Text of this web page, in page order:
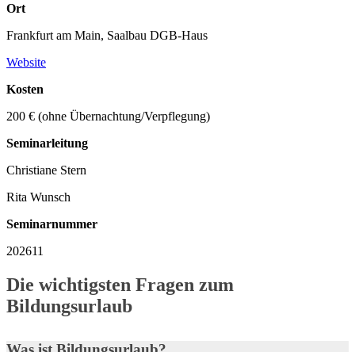
Ort
Frankfurt am Main, Saalbau DGB-Haus
Website
Kosten
200 € (ohne Übernachtung/Verpflegung)
Seminarleitung
Christiane Stern
Rita Wunsch
Seminarnummer
202611
Die wichtigsten Fragen zum
Bildungsurlaub